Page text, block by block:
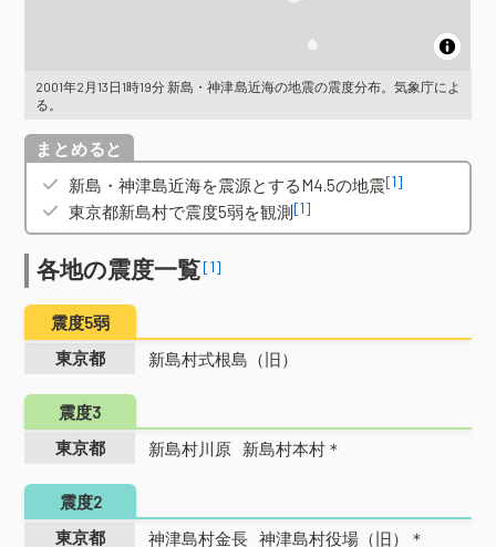
2001年2月13日1時19分 新島・神津島近海の地震の震度分布。気象庁によ
る。
概要
新島・神津島近海を震源とするM4.5の地震[1]
東京都新島村で震度5弱を観測[1]
各地の震度一覧[1]
震度5弱
東京都
新島村式根島（旧）
震度3
東京都
新島村川原 新島村本村＊
震度2
東京都
神津島村金長 神津島村役場（旧）＊